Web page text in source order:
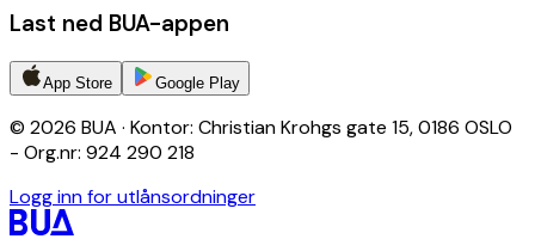
Last ned BUA-appen
App Store Google Play
© 2026 BUA · Kontor: Christian Krohgs gate 15, 0186 OSLO
- Org.nr: 924 290 218
Logg inn for utlånsordninger